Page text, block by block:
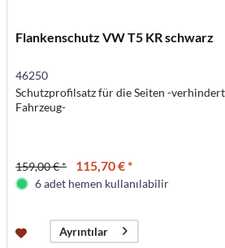
Flankenschutz VW T5 KR schwarz
46250
Schutzprofilsatz für die Seiten -
Fahrzeug-
159,00 € * 115,70 € *
6 adet hemen kullanılabilir
Ayrıntılar